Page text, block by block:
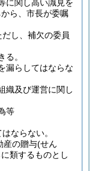
に関し高い識見を
ら、市長が委嘱
だし、補欠の委員
。
漏らしてはならな
織及び運営に関し
等
ならない。
産の贈与(せん
類するものとし